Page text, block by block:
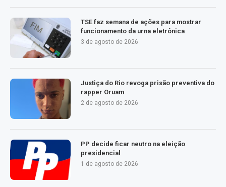
TSE faz semana de ações para mostrar
funcionamento da urna eletrônica
3 de agosto de 2026
Justiça do Rio revoga prisão preventiva do
rapper Oruam
2 de agosto de 2026
PP decide ficar neutro na eleição
presidencial
1 de agosto de 2026